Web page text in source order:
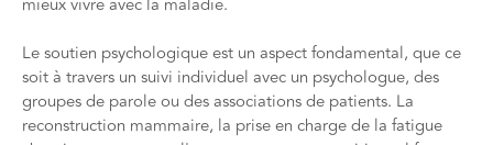
Le soutien psychologique est un aspect fondamental, que ce
soit à travers un suivi individuel avec un psychologue, des
groupes de parole ou des associations de patients. La
reconstruction mammaire, la prise en charge de la fatigue